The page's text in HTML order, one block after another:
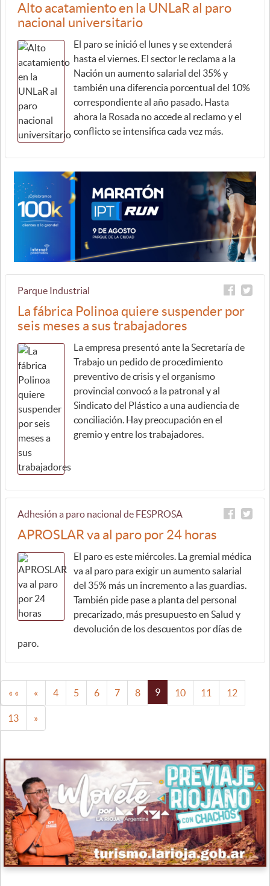
Alto acatamiento en la UNLaR al paro
nacional universitario
El paro se inició el lunes y se extenderá
hasta el viernes. El sector le reclama a la
Nación un aumento salarial del 35% y
también una diferencia porcentual del 10%
correspondiente al año pasado. Hasta
ahora la Rosada no accede al reclamo y el
conflicto se intensifica cada vez más.
Parque Industrial
La fábrica Polinoa quiere suspender por
seis meses a sus trabajadores
La empresa presentó ante la Secretaría de
Trabajo un pedido de procedimiento
preventivo de crisis y el organismo
provincial convocó a la patronal y al
Sindicato del Plástico a una audiencia de
conciliación. Hay preocupación en el
gremio y entre los trabajadores.
Adhesión a paro nacional de FESPROSA
APROSLAR va al paro por 24 horas
El paro es este miércoles. La gremial médica
va al paro para exigir un aumento salarial
del 35% más un incremento a las guardias.
También pide pase a planta del personal
precarizado, más presupuesto en Salud y
devolución de los descuentos por días de
paro.
« « « 4 5 6 7 8 9 10 11 12
13 »